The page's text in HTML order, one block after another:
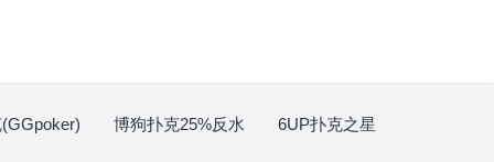
博狗扑克25%反水 6UP扑克之星